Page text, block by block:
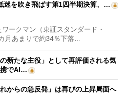
迷を吹き飛ばす第1四半期決算、…
ークマン（東証スタンダード・
月あまりで約34％下落…
新たな主役」として再評価される気
でAI…
からの急反発」は再びの上昇局面へ